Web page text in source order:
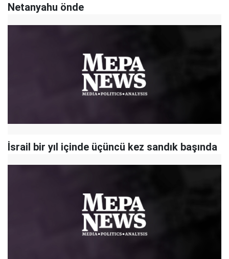
Netanyahu önde
İsrail bir yıl içinde üçüncü kez sandık başında